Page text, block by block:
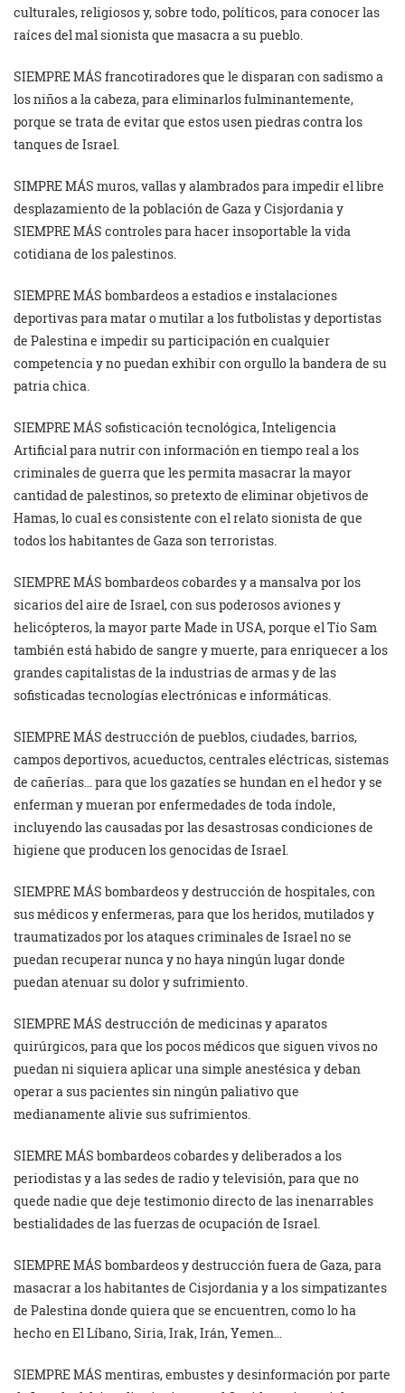
culturales, religiosos y, sobre todo, políticos, para conocer las
raíces del mal sionista que masacra a su pueblo.
SIEMPRE MÁS francotiradores que le disparan con sadismo a
los niños a la cabeza, para eliminarlos fulminantemente,
porque se trata de evitar que estos usen piedras contra los
tanques de Israel.
SIMPRE MÁS muros, vallas y alambrados para impedir el libre
desplazamiento de la población de Gaza y Cisjordania y
SIEMPRE MÁS controles para hacer insoportable la vida
cotidiana de los palestinos.
SIEMPRE MÁS bombardeos a estadios e instalaciones
deportivas para matar o mutilar a los futbolistas y deportistas
de Palestina e impedir su participación en cualquier
competencia y no puedan exhibir con orgullo la bandera de su
patria chica.
SIEMPRE MÁS sofisticación tecnológica, Inteligencia
Artificial para nutrir con información en tiempo real a los
criminales de guerra que les permita masacrar la mayor
cantidad de palestinos, so pretexto de eliminar objetivos de
Hamas, lo cual es consistente con el relato sionista de que
todos los habitantes de Gaza son terroristas.
SIEMPRE MÁS bombardeos cobardes y a mansalva por los
sicarios del aire de Israel, con sus poderosos aviones y
helicópteros, la mayor parte Made in USA, porque el Tío Sam
también está habido de sangre y muerte, para enriquecer a los
grandes capitalistas de la industrias de armas y de las
sofisticadas tecnologías electrónicas e informáticas.
SIEMPRE MÁS destrucción de pueblos, ciudades, barrios,
campos deportivos, acueductos, centrales eléctricas, sistemas
de cañerías… para que los gazatíes se hundan en el hedor y se
enferman y mueran por enfermedades de toda índole,
incluyendo las causadas por las desastrosas condiciones de
higiene que producen los genocidas de Israel.
SIEMPRE MÁS bombardeos y destrucción de hospitales, con
sus médicos y enfermeras, para que los heridos, mutilados y
traumatizados por los ataques criminales de Israel no se
puedan recuperar nunca y no haya ningún lugar donde
puedan atenuar su dolor y sufrimiento.
SIEMPRE MÁS destrucción de medicinas y aparatos
quirúrgicos, para que los pocos médicos que siguen vivos no
puedan ni siquiera aplicar una simple anestésica y deban
operar a sus pacientes sin ningún paliativo que
medianamente alivie sus sufrimientos.
SIEMRE MÁS bombardeos cobardes y deliberados a los
periodistas y a las sedes de radio y televisión, para que no
quede nadie que deje testimonio directo de las inenarrables
bestialidades de las fuerzas de ocupación de Israel.
SIEMPRE MÁS bombardeos y destrucción fuera de Gaza, para
masacrar a los habitantes de Cisjordania y a los simpatizantes
de Palestina donde quiera que se encuentren, como lo ha
hecho en El Líbano, Siria, Irak, Irán, Yemen…
SIEMPRE MÁS mentiras, embustes y desinformación por parte